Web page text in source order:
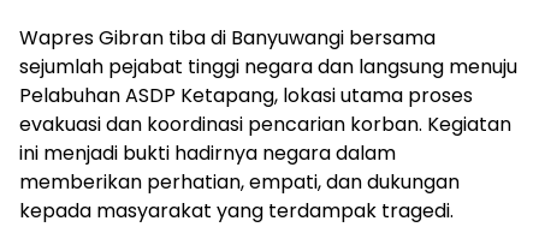
Wapres Gibran tiba di Banyuwangi bersama
sejumlah pejabat tinggi negara dan langsung menuju
Pelabuhan ASDP Ketapang, lokasi utama proses
evakuasi dan koordinasi pencarian korban. Kegiatan
ini menjadi bukti hadirnya negara dalam
memberikan perhatian, empati, dan dukungan
kepada masyarakat yang terdampak tragedi.